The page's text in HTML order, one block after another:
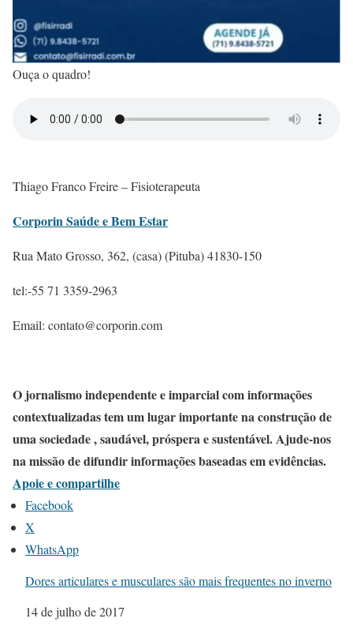
Ouça o quadro!
Thiago Franco Freire – Fisioterapeuta
Corporin Saúde e Bem Estar
Rua Mato Grosso, 362, (casa) (Pituba) 41830-150
tel:-55 71 3359-2963
Email: contato@corporin.com
O jornalismo independente e imparcial com informações
contextualizadas tem um lugar importante na construção de
uma sociedade , saudável, próspera e sustentável. Ajude-nos
na missão de difundir informações baseadas em evidências.
Apoie e compartilhe
Facebook
X
WhatsApp
Dores articulares e musculares são mais frequentes no inverno
Data
14 de julho de 2017